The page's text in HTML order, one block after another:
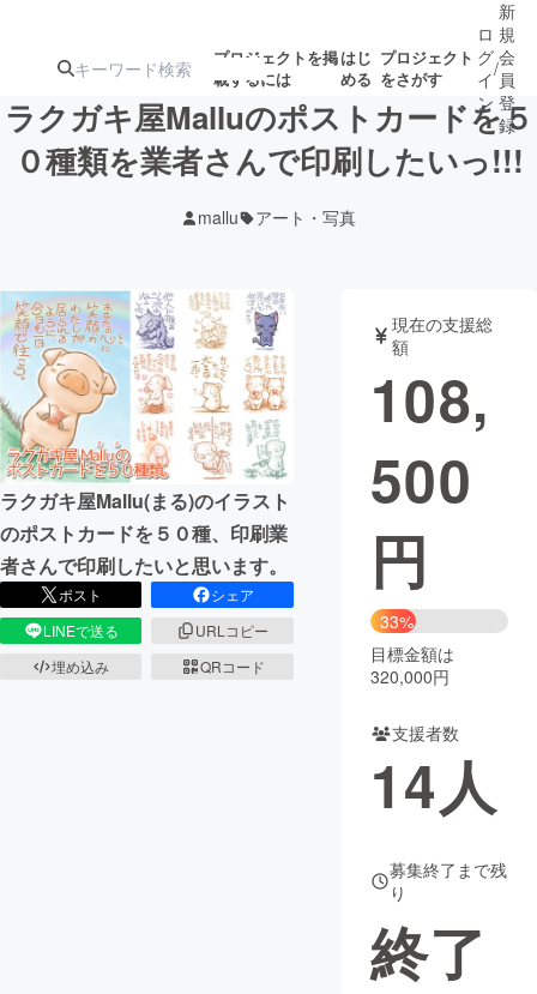
プロジェクトを掲
載するには
はじ
める
プロジェクト
をさがす
ジェクト
募集終了が近いプ
ロジェクト
アート・写真 音楽
テクノロジー・ガジェット ゲーム・サ
映像・映画
ビジネス・起業
まちづくり・地域活性化
CAMPFIRE for Social Good
CAMPFIRE Creation
コミュニティ
ロ
グ
イ
ン
/
新
規
会
員
登
録
ラクガキ屋Malluのポストカードを５
０種類を業者さんで印刷したいっ!!!
mallu アート・写真
ラクガキ屋Mallu(まる)のイラスト
のポストカードを５０種、印刷業
者さんで印刷したいと思います。
ポスト
シェア
LINEで送る
URLコピー
埋め込み
QRコード
現在の支援総
額
108,
500
円
33%
目標金額は
320,000円
支援者数
14人
募集終了まで残
り
終了